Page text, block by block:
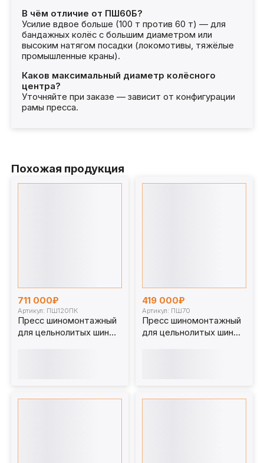
В чём отличие от ПШ60Б?
Усилие вдвое больше (100 т против 60 т) — для
бандажных колёс с большим диаметром или
высоким натягом посадки (локомотивы, тяжёлые
промышленные краны).
Каков максимальный диаметр колёсного
центра?
Уточняйте при заказе — зависит от конфигурации
рамы пресса.
Похожая продукция
711 000₽
Артикул: ПШ120ПК
Пресс шиномонтажный
для цельнолитых шин
419 000₽
Артикул: ПШ70
Пресс шиномонтажный
для цельнолитых шин